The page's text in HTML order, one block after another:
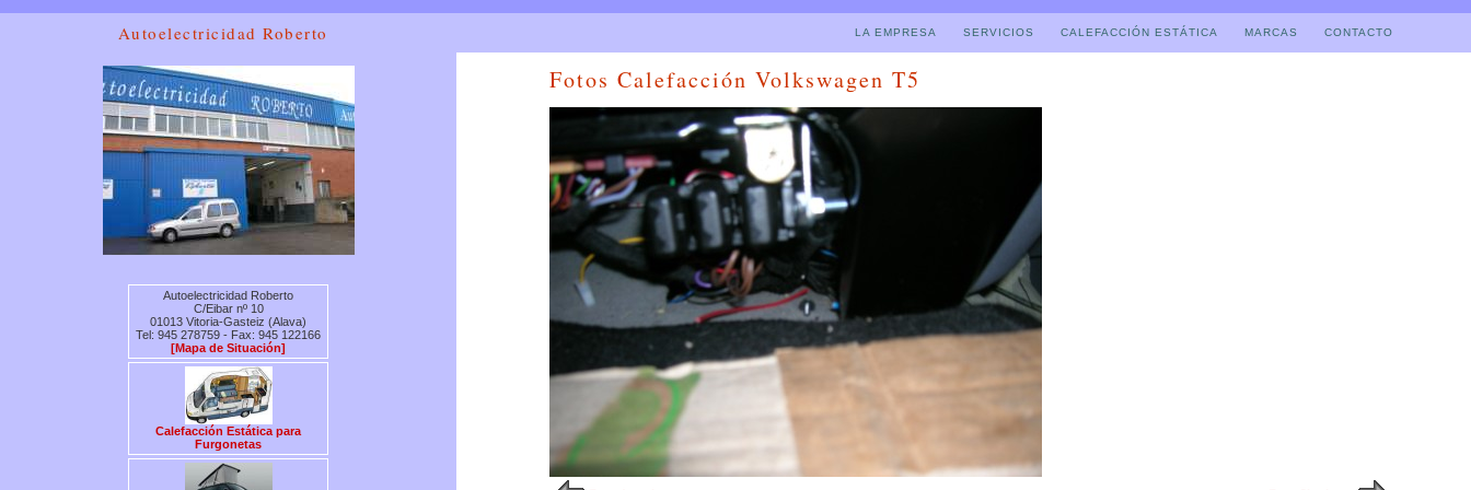
Autoelectricidad Roberto LA EMPRESA SERVICIOS CALEFACCIÓN ESTÁTICA MARCAS CONTACTO
Autoelectricidad Roberto
C/Eibar nº 10
01013 Vitoria-Gasteiz (Alava)
Tel: 945 278759 - Fax: 945 122166
[Mapa de Situación]
Calefacción Estática para
Furgonetas
Fotos Calefacción Volkswagen T5